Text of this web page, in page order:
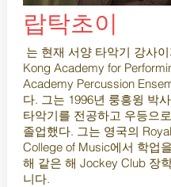
랍탁초이
는 현재 서양 타악기 강사
Kong Academy for
Academy Percussion
다. 그는 1996년 룽흥윙 박
타악기를 전공하고 우등으
졸업했다. 그는 영국의
College of Music에서 학업
해 같은 해 Jockey Club 장
니다.